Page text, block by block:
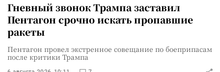
Гневный звонок Трампа заставил
Пентагон срочно искать пропавшие
ракеты
Пентагон провел экстренное совещание по боеприпасам
после критики Трампа